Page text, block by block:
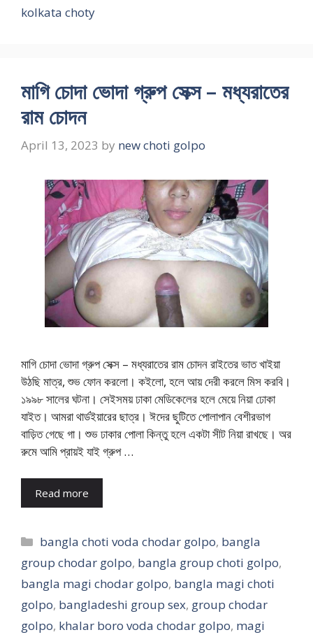
kolkata choty
মাগি চোদা ভোদা গ্রুপ সেক্স – মধ্যরাতের
রাম চোদন
April 13, 2023 by new choti golpo
মাগি চোদা ভোদা গ্রুপ সেক্স – মধ্যরাতের রাম চোদন রাইতের ভাত খাইয়া
উঠছি মাত্র, শুভ ফোন করলো। কইলো, হলে আয় দেরী করলে মিস করবি।
১৯৯৮ সালের ঘটনা। সেইসময় ঢাকা মেডিকেলের হলে মেয়ে নিয়া ঢোকা
যাইত। আমরা থার্ডইয়ারের ছাত্র। ঈদের ছুটিতে পোলাপান বেশীরভাগ
বাড়িত গেছে গা। শুভ ঢাকার পোলা কিন্তু হলে একটা সীট নিয়া রাখছে। অর
রুমে আমি প্রায়ই যাই গ্রুপ …
Read more
Categories
bangla choti voda chodar golpo, bangla
group chodar golpo, bangla group choti golpo,
bangla magi chodar golpo, bangla magi choti
golpo, bangladeshi group sex, group chodar
golpo, khalar boro voda chodar golpo, magi